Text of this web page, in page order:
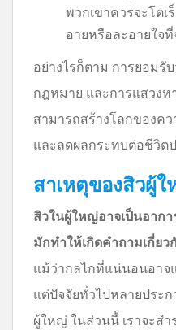
พวกเขาควรจะโตเ
อายหรือละอายใจ
อย่างไรก็ตาม การยอมรั
กฎหมาย และการแสวงห
สามารถสร้างโลกของค
และลดผลกระทบต่อชีวิต
สาเหตุของสิวผู้
สิวในผู้ใหญ่อาจเป็นอาก
มักทำให้เกิดคำถามเกี่ย
แม้ว่ากลไกที่แน่นอนอาจ
แต่ปัจจัยทั่วไปหลายประ
ผู้ใหญ่ ในส่วนนี้ เราจะส